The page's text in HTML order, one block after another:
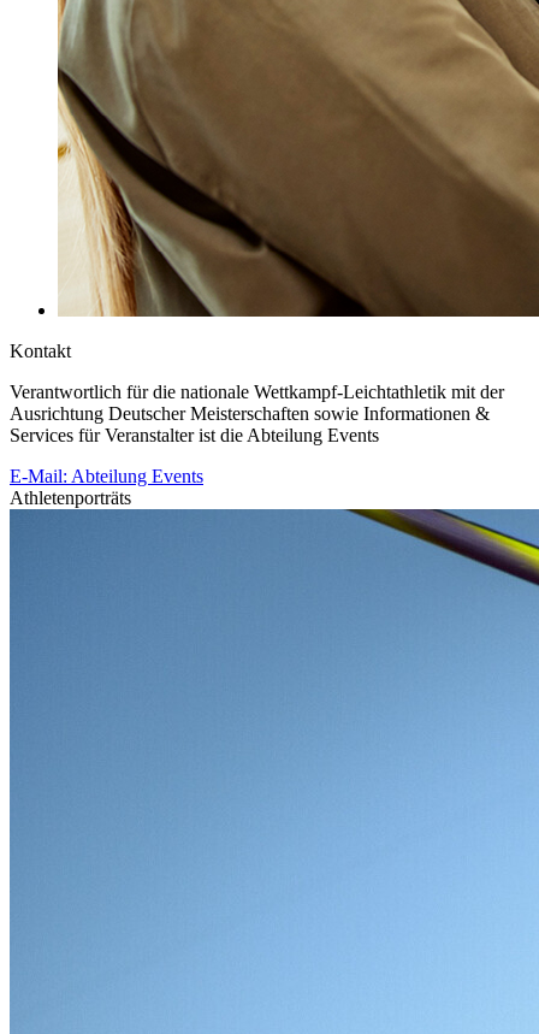
Kontakt
Verantwortlich für die nationale Wettkampf-Leichtathletik mit der
Ausrichtung Deutscher Meisterschaften sowie Informationen &
Services für Veranstalter ist die Abteilung Events
E-Mail: Abteilung Events
Athletenporträts